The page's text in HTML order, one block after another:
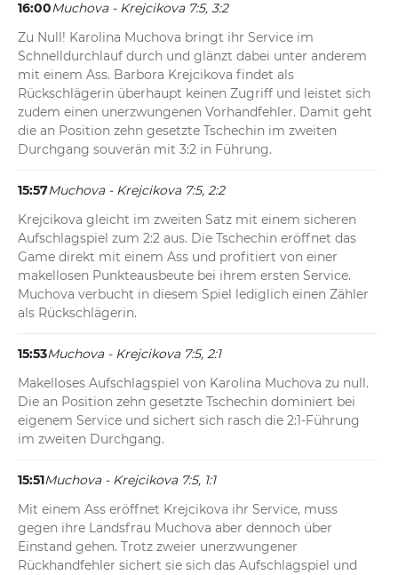
16:00Muchova - Krejcikova 7:5, 3:2
Zu Null! Karolina Muchova bringt ihr Service im
Schnelldurchlauf durch und glänzt dabei unter anderem
mit einem Ass. Barbora Krejcikova findet als
Rückschlägerin überhaupt keinen Zugriff und leistet sich
zudem einen unerzwungenen Vorhandfehler. Damit geht
die an Position zehn gesetzte Tschechin im zweiten
Durchgang souverän mit 3:2 in Führung.
15:57Muchova - Krejcikova 7:5, 2:2
Krejcikova gleicht im zweiten Satz mit einem sicheren
Aufschlagspiel zum 2:2 aus. Die Tschechin eröffnet das
Game direkt mit einem Ass und profitiert von einer
makellosen Punkteausbeute bei ihrem ersten Service.
Muchova verbucht in diesem Spiel lediglich einen Zähler
als Rückschlägerin.
15:53Muchova - Krejcikova 7:5, 2:1
Makelloses Aufschlagspiel von Karolina Muchova zu null.
Die an Position zehn gesetzte Tschechin dominiert bei
eigenem Service und sichert sich rasch die 2:1-Führung
im zweiten Durchgang.
15:51Muchova - Krejcikova 7:5, 1:1
Mit einem Ass eröffnet Krejcikova ihr Service, muss
gegen ihre Landsfrau Muchova aber dennoch über
Einstand gehen. Trotz zweier unerzwungener
Rückhandfehler sichert sie sich das Aufschlagspiel und